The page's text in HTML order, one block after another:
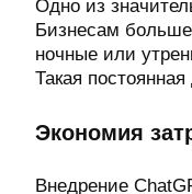
Одно из
Бизнесам больше
ночные или
Такая
Экономия
Внедрение